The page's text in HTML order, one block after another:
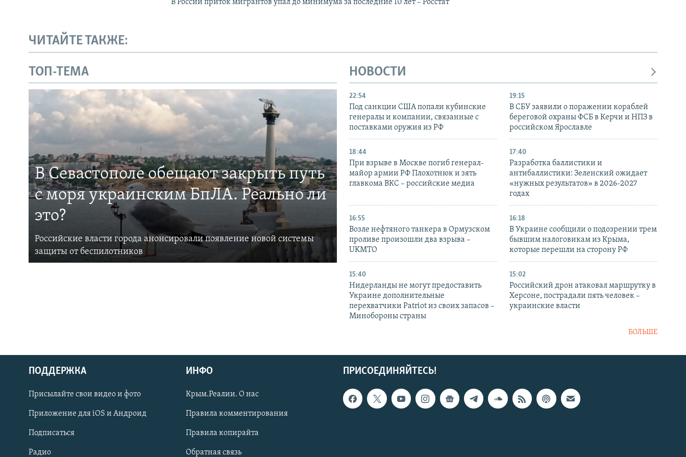
Українською
Qırımtatar
ПРИСОЕДИНЯЙТЕСЬ!
В России приток мигрантов упал до минимума за последние 10 лет – Росстат
ЧИТАЙТЕ ТАКЖЕ:
ТОП-ТЕМА
В Севастополе обещают закрыть путь
с моря украинским БпЛА. Реально ли
это?
Российские власти города анонсировали появление новой системы
защиты от беспилотников
НОВОСТИ
22:54
Под санкции США попали кубинские
генералы и компании, связанные с
поставками оружия из РФ
19:15
В СБУ заявили о поражении кораблей
береговой охраны ФСБ в Керчи и НПЗ в
российском Ярославле
18:44
При взрыве в Москве погиб генерал-
майор армии РФ Плохотнюк и зять
главкома ВКС – российские медиа
17:40
Разработка баллистики и
антибаллистики: Зеленский ожидает
«нужных результатов» в 2026-2027
годах
16:55
Возле нефтяного танкера в Ормузском
проливе произошли два взрыва –
UKMTO
16:18
В Украине сообщили о подозрении трем
бывшим налоговикам из Крыма,
которые перешли на сторону РФ
15:40
Нидерланды не могут предоставить
Украине дополнительные
перехватчики Patriot из своих запасов –
Минобороны страны
15:02
Российский дрон атаковал маршрутку в
Херсоне, пострадали пять человек –
украинские власти
БОЛЬШЕ
ПРИСОЕДИНЯЙТЕСЬ!
ПОДДЕРЖКА
Присылайте свои видео и фото
Приложение для iOS и Андроид
Подписаться
Радио
ИНФО
Крым.Реалии. О нас
Правила комментирования
Правила копирайта
Обратная связь